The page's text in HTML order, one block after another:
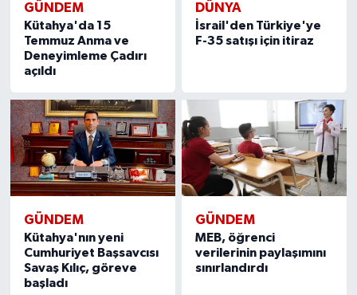
GÜNDEM
Kütahya'da 15
Temmuz Anma ve
Deneyimleme Çadırı
açıldı
DÜNYA
İsrail'den Türkiye'ye
F-35 satışı için itiraz
GÜNDEM
Kütahya'nın yeni
Cumhuriyet Başsavcısı
Savaş Kılıç, göreve
başladı
GÜNDEM
MEB, öğrenci
verilerinin paylaşımını
sınırlandırdı